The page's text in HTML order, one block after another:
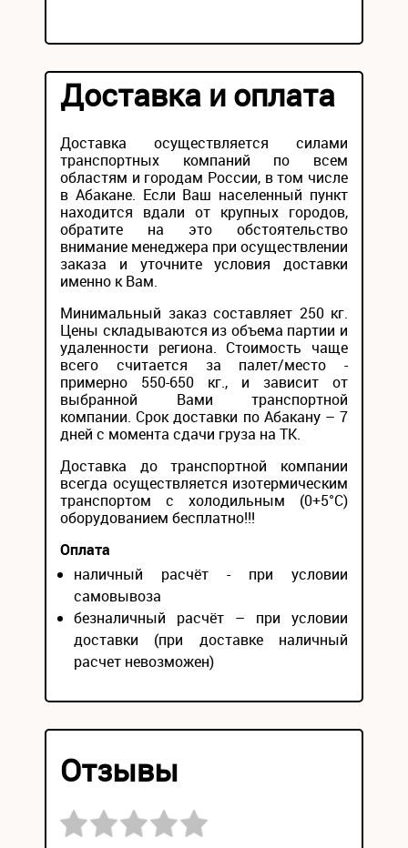
Доставка и оплата
Доставка осуществляется силами
транспортных компаний по всем
областям и городам России, в том числе
в Абакане. Если Ваш населенный пункт
находится вдали от крупных городов,
обратите на это обстоятельство
внимание менеджера при осуществлении
заказа и уточните условия доставки
именно к Вам.
Минимальный заказ составляет 250 кг.
Цены складываются из объема партии и
удаленности региона. Стоимость чаще
всего считается за палет/место -
примерно 550-650 кг., и зависит от
выбранной Вами транспортной
компании. Срок доставки по Абакану – 7
дней с момента сдачи груза на ТК.
Доставка до транспортной компании
всегда осуществляется изотермическим
транспортом с холодильным (0+5°С)
оборудованием бесплатно!!!
Оплата
наличный расчёт - при условии
самовывоза
безналичный расчёт – при условии
доставки (при доставке наличный
расчет невозможен)
Отзывы